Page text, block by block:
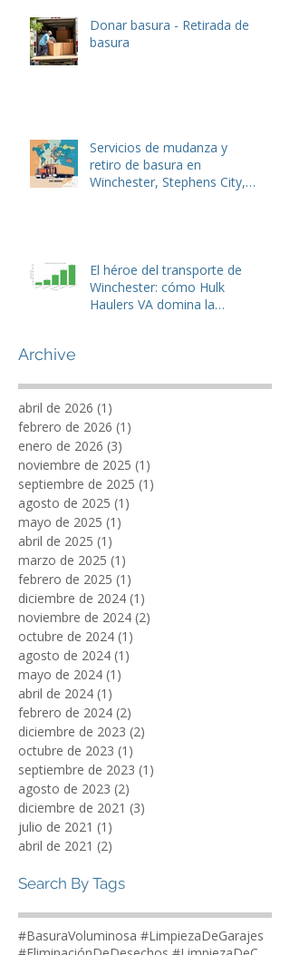
VA
gestión de residuos de
tiendas
Archive
abril de 2026 (1)1 entrada
febrero de 2026 (1)1 entrada
enero de 2026 (3) 3 entradas
noviembre de 2025
septiembre de 2025
agosto de 2025 (1)
mayo de 2025 (1)1 entrada
abril de 2025
(1)1 entrada
marzo de 2025 (1) 1 entrada
febrero de 2025 (1) 1 entrada
diciembre de 2024 (1)
noviembre de 2024
octubre de 2024 (1)
agosto de 2024 (1)
mayo de 2024 (1)1 entrada
abril de 2024 (1)1 entrada
febrero de 2024 (2)2 entradas
diciembre de 2023
(2) 2 entradas
octubre de 2023 (1)1 entrada
septiembre de 2023 (1)
agosto de 2023
diciembre de 2021
julio de 2021 (1)1 entrada
abril de 2021
(2)2 entradas
Search By Tags